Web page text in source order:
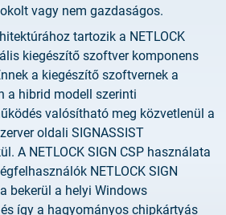
vagy nem gazdaságos.
tartozik a NETLOCK
kiegészítő szoftver komponens
a kiegészítő szoftvernek a
a hibrid modell szerinti
valósítható meg közvetlenül a
oldali SIGNASSIST
A NETLOCK SIGN CSP használata
NETLOCK SIGN
bekerül a helyi Windows
így a hagyományos chipkártyás